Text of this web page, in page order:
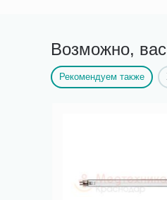
Возможно, вас
Рекомендуем также